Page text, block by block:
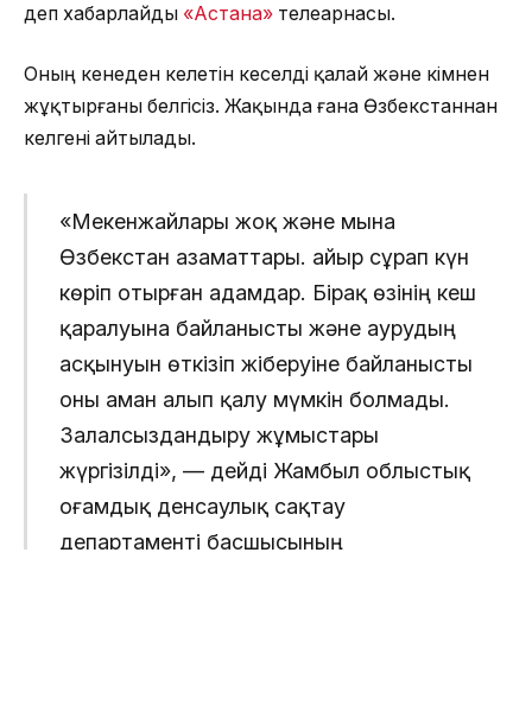
деп хабарлайды «Астана» телеарнасы.
Оның кенеден келетін кеселді қалай және кімнен
жұқтырғаны белгісіз. Жақында ғана Өзбекстаннан
келгені айтылады.
«Мекенжайлары жоқ және мына
Өзбекстан азаматтары. Қайыр сұрап күн
көріп отырған адамдар. Бірақ өзінің кеш
қаралуына байланысты және аурудың
асқынуын өткізіп жіберуіне байланысты
оны аман алып қалу мүмкін болмады.
Залалсыздандыру жұмыстары
жүргізілді», — дейді Жамбыл облыстық
Қоғамдық денсаулық сақтау
департаменті басшысының